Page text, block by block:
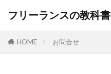
フリーランスの教科書
HOME お問合せ